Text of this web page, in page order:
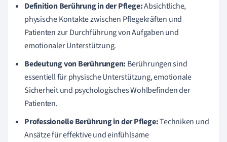
Definition Berührung in der Pflege:Absichtliche,
physische Kontakte zwischen Pflegekräften und
Patienten zur Durchführung von Aufgaben und
emotionaler Unterstützung.
Bedeutung von Berührungen: Berührungen sind
essentiell für physische Unterstützung, emotionale
Sicherheit und psychologisches Wohlbefinden der
Patienten.
Professionelle Berührung in der Pflege:Techniken und
Ansätze für effektive und einfühlsame